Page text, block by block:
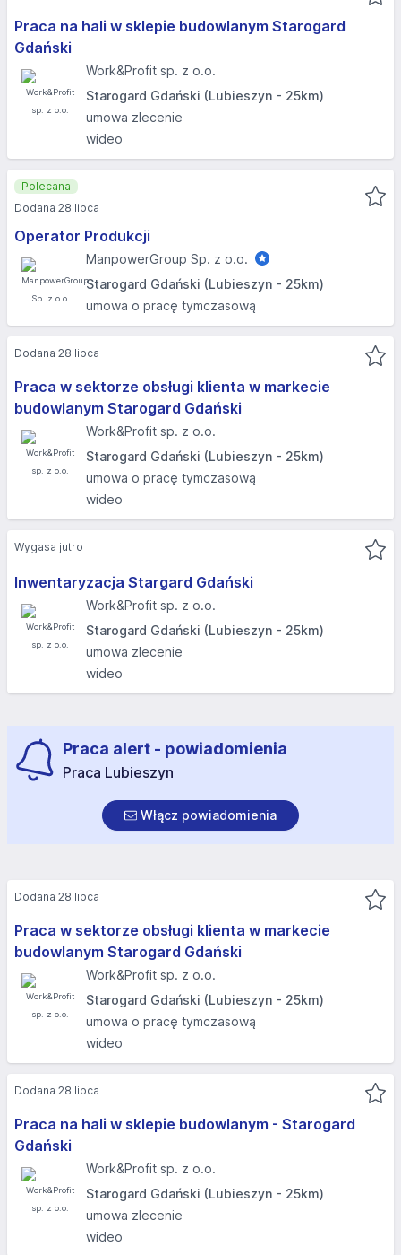
Praca na hali w sklepie budowlanym Starogard
Gdański
Work&Profit sp. z o.o.
Starogard Gdański (Lubieszyn - 25km)
umowa zlecenie
wideo
Operator Produkcji
ManpowerGroup Sp. z o.o.
Starogard Gdański (Lubieszyn - 25km)
umowa o pracę tymczasową
Polecana
Dodana 28 lipca
Praca w sektorze obsługi klienta w markecie
budowlanym Starogard Gdański
Work&Profit sp. z o.o.
Starogard Gdański (Lubieszyn - 25km)
umowa o pracę tymczasową
wideo
Dodana 28 lipca
Inwentaryzacja Stargard Gdański
Work&Profit sp. z o.o.
Starogard Gdański (Lubieszyn - 25km)
umowa zlecenie
wideo
Wygasa jutro
Praca alert - powiadomienia
Praca Lubieszyn
Włącz powiadomienia
Praca w sektorze obsługi klienta w markecie
budowlanym Starogard Gdański
Work&Profit sp. z o.o.
Starogard Gdański (Lubieszyn - 25km)
umowa o pracę tymczasową
wideo
Dodana 28 lipca
Praca na hali w sklepie budowlanym - Starogard
Gdański
Work&Profit sp. z o.o.
Starogard Gdański (Lubieszyn - 25km)
umowa zlecenie
wideo
Dodana 28 lipca